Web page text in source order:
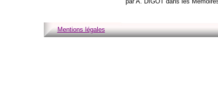
Mentions légales